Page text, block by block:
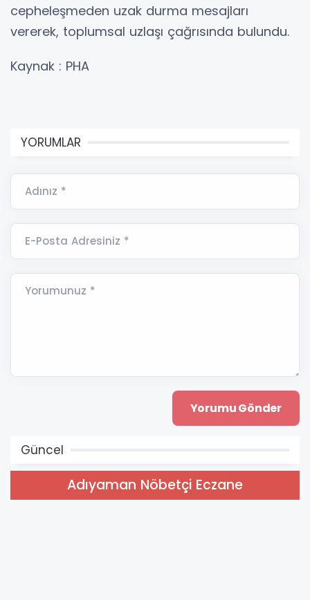
cepheleşmeden uzak durma mesajları
vererek, toplumsal uzlaşı çağrısında bulundu.
Kaynak : PHA
YORUMLAR
Adınız *
E-Posta Adresiniz *
Yorumunuz *
Güncel
Adıyaman Nöbetçi Eczane